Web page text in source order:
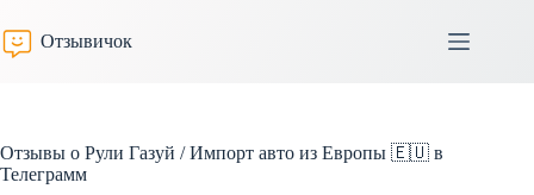
к
сути
Отзывичок
Отзывы о Рули Газуй / Импорт авто из Европы 🇪🇺 в
Телеграмм